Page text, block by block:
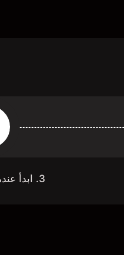
3. ابدأ عندما تكون مستعدًا